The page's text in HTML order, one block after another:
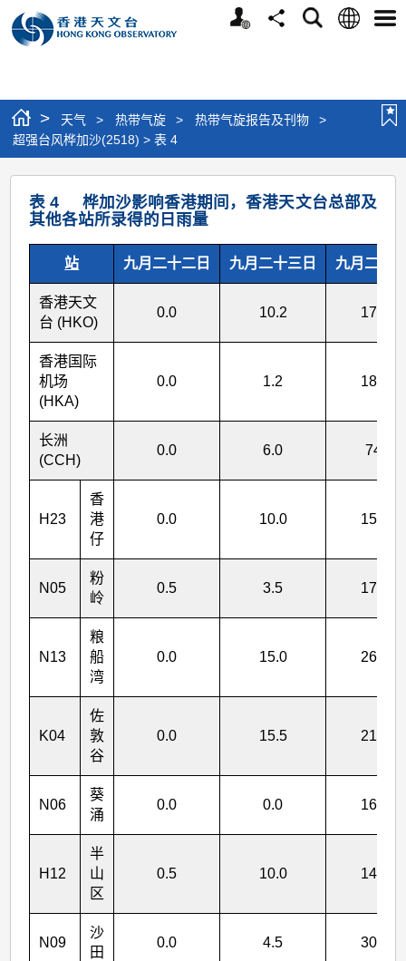
个
分
搜
语
选
> 天气 > 热带气旋 > 热带气旋报告及刊物
>
超强台风桦加沙(2518) > 表 4
超
强
台
(2518)
表 4 桦加沙影响香港期间，香港天文台总部及
其他各站所录得的日雨量
站 九月二十二日 九月二十三日 九月二十
香港天文
台 (HKO)
0.0 10.2 170.1
香港国际
机场
(HKA)
0.0 1.2 188.7
长洲
(CCH)
0.0 6.0 74.0
H23
香
港
仔
0.0 10.0 158.5
N05
粉
岭
0.5 3.5 177.0
N13
粮
船
湾
0.0 15.0 265.5
K04
佐
敦
谷
0.0 15.5 213.0
N06
葵
涌
0.0 0.0 164.5
H12
半
山
区
0.5 10.0 147.0
N09
沙
田
0.0 4.5 303.0